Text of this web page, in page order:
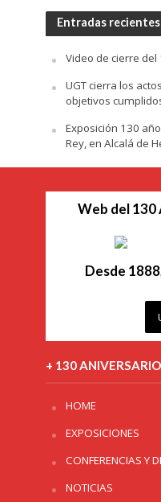
Entradas recientes
Video de cierre del
UGT cierra los
objetivos
Exposición 130
Rey, en Alcalá de
Web del 130
Desde
+ 130 ANIVERSARIO
HOME
EXPOSICIONES
CONFERENCIAS Y
NOTICIAS